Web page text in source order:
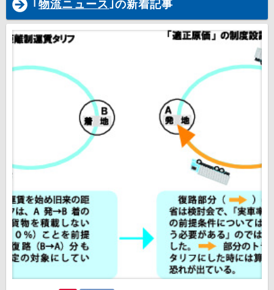
｢ 物流ニュース｣の新着記事